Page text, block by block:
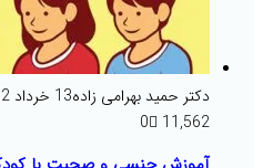
دکتر حمید بهرامی زاده13 خرداد 1402
0
11,562